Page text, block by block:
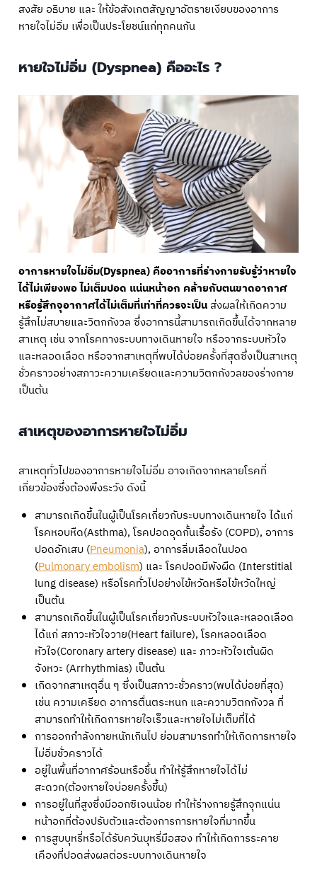
สงสัย อธิบาย และ ให้ข้อสังเกตสัญญาอัตรายเงียบของอาการ
หายใจไม่อิ่ม เพื่อเป็นประโยชน์แก่ทุกคนกัน
หายใจไม่อิ่ม (Dyspnea) คืออะไร ?
อาการหายใจไม่อิ่ม(Dyspnea) คืออาการที่ร่างกายรับรู้ว่าหายใจ
ได้ไม่เพียงพอ ไม่เต็มปอด แน่นหน้าอก คล้ายกับตนขาดอากาศ
หรือรู้สึกจุอากาศได้ไม่เต็มที่เท่าที่ควรจะเป็น ส่งผลให้เกิดความ
รู้สึกไม่สบายและวิตกกังวล ซึ่งอาการนี้สามารถเกิดขึ้นได้จากหลาย
สาเหตุ เช่น จากโรคทางระบบทางเดินหายใจ หรือจากระบบหัวใจ
และหลอดเลือด หรือจากสาเหตุที่พบได้บ่อยครั้งที่สุดซึ่งเป็นสาเหตุ
ชั่วคราวอย่างสภาวะความเครียดและความวิตกกังวลของร่างกาย
เป็นต้น
สาเหตุของอาการหายใจไม่อิ่ม
สาเหตุทั่วไปของอาการหายใจไม่อิ่ม อาจเกิดจากหลายโรคที่
เกี่ยวข้องซึ่งต้องพึงระวัง ดังนี้
สามารถเกิดขึ้นในผู้เป็นโรคเกี่ยวกับระบบทางเดินหายใจ ได้แก่
โรคหอบหืด(Asthma), โรคปอดอุดกั้นเรื้อรัง (COPD), อาการ
ปอดอักเสบ (Pneumonia), อาการลิ่มเลือดในปอด
(Pulmonary embolism) และ โรคปอดมีพังผืด (Interstitial
lung disease) หรือโรคทั่วไปอย่างไข้หวัดหรือไข้หวัดใหญ่
เป็นต้น
สามารถเกิดขึ้นในผู้เป็นโรคเกี่ยวกับระบบหัวใจและหลอดเลือด
ได้แก่ สภาวะหัวใจวาย(Heart failure), โรคหลอดเลือด
หัวใจ(Coronary artery disease) และ ภาวะหัวใจเต้นผิด
จังหวะ (Arrhythmias) เป็นต้น
เกิดจากสาเหตุอื่น ๆ ซึ่งเป็นสภาวะชั่วคราว(พบได้บ่อยที่สุด)
เช่น ความเครียด อาการตื่นตระหนก และความวิตกกังวล ที่
สามารถทำให้เกิดการหายใจเร็วและหายใจไม่เต็มที่ได้
การออกกำลังกายหนักเกินไป ย่อมสามารถทำให้เกิดการหายใจ
ไม่อิ่มชั่วคราวได้
อยู่ในพื้นที่อากาศร้อนหรือชื้น ทำให้รู้สึกหายใจได้ไม่
สะดวก(ต้องหายใจบ่อยครั้งขึ้น)
การอยู่ในที่สูงซึ่งมีออกซิเจนน้อย ทำให้ร่างกายรู้สึกจุกแน่น
หน้าอกที่ต้องปรับตัวและต้องการการหายใจที่มากขึ้น
การสูบบุหรี่หรือได้รับควันบุหรี่มือสอง ทำให้เกิดการระคาย
เคืองที่ปอดส่งผลต่อระบบทางเดินหายใจ